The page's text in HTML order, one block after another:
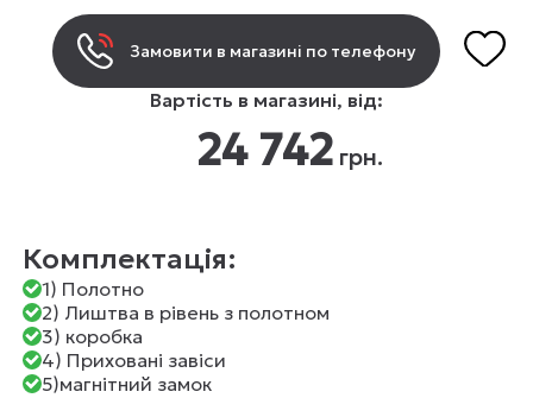
Замовити в магазині по телефону
Вартість в магазині, від:
24 742 грн.
Комплектація:
1) Полотно
2) Лиштва в рівень з полотном
3) коробка
4) Приховані завіси
5)магнітний замок